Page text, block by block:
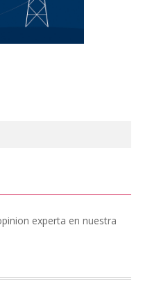
experta en nuestra